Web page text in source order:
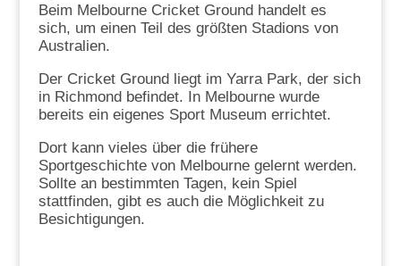
Beim Melbourne Cricket Ground handelt es
sich, um einen Teil des größten Stadions von
Australien.
Der Cricket Ground liegt im Yarra Park, der sich
in Richmond befindet. In Melbourne wurde
bereits ein eigenes Sport Museum errichtet.
Dort kann vieles über die frühere
Sportgeschichte von Melbourne gelernt werden.
Sollte an bestimmten Tagen, kein Spiel
stattfinden, gibt es auch die Möglichkeit zu
Besichtigungen.